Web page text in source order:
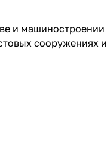
и машиностроении
сооружениях и